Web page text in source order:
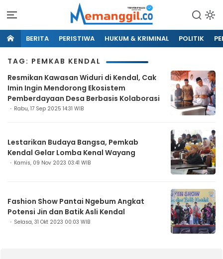
BERITA PERISTIWA HUKUM & KRIMINAL POLITIK
TAG: PEMKAB KENDAL
Resmikan Kawasan Widuri di Kendal, Cak
Imin Ingin Mendorong Ekosistem
Pemberdayaan Desa Berbasis Kolaborasi
Rabu, 17 Sep 2025 14:31 WIB
Lestarikan Budaya Bangsa, Pemkab
Kendal Gelar Lomba Kenal Wayang
Kamis, 09 Nov 2023 03:41 WIB
Fashion Show Pantai Ngebum Angkat
Potensi Jin dan Batik Asli Kendal
Selasa, 31 Okt 2023 00:03 WIB